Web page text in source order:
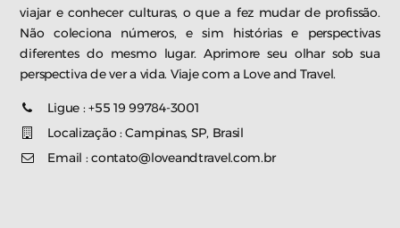
viajar e conhecer culturas, o que a fez mudar de profissão.
Não coleciona números, e sim histórias e perspectivas
diferentes do mesmo lugar. Aprimore seu olhar sob sua
perspectiva de ver a vida. Viaje com a Love and Travel.
Ligue : +55 19 99784-3001
Localização : Campinas, SP, Brasil
Email : contato@loveandtravel.com.br